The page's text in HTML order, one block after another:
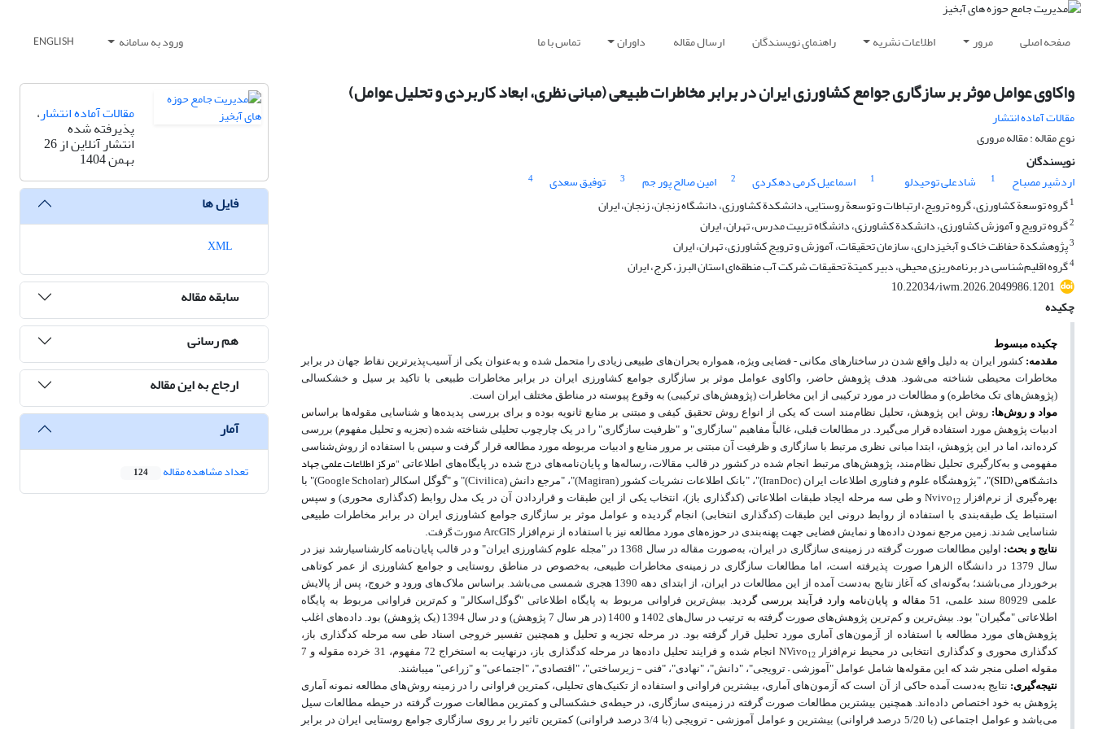
صفحه اصلی مرور اطلاعات نشریه راهنمای نویسندگان ارسال مقاله داوران تماس با ما ورود به سامانه ENGLISH
واکاوی عوامل موثر بر سازگاری جوامع کشاورزی ایران در برابر مخاطرات طبیعی (مبانی نظری، ابعاد کاربردی و تحلیل عوامل)
مقالات آماده انتشار
نوع مقاله : مقاله مروری
نویسندگان
اردشیر مصباح
1 شادعلی توحیدلو 1 اسماعیل کرمی دهکردی 2 امین صالح پور جم 3 توفیق سعدی
4
1گروه توسعة کشاورزی، گروه ترویج، ارتباطات و توسعة روستایی، دانشکدة کشاورزی، دانشگاه زنجان، زنجان، ایران
2گروه ترویج و آموزش کشاورزی، دانشکدة کشاورزی، دانشگاه تربیت مدرس، تهران، ایران
3پژوهشکدة حفاظت خاک و آبخیزداری، سازمان تحقیقات، آموزش و ترویج کشاورزی، تهران، ایران
4گروه اقلیم‌شناسی در برنامه‌ریزی محیطی، دبیر کمیتة تحقیقات شرکت آب منطقه‌ای استان البرز، کرج، ایران
10.22034/iwm.2026.2049986.1201
چکیده
چکیده مبسوط
مقدمه:کشور ایران به دلیل واقع شدن در ساختارهای مکانی - فضایی ویژه، همواره بحران‌های طبیعی زیادی را متحمل شده و بهعنوان یکی از آسیب‌پذیرترین نقاط جهان در برابر
مخاطرات محیطی شناخته می‌شود. هدف پژوهش حاضر، واکاوی عوامل موثر بر سازگاری جوامع کشاورزی ایران در برابر مخاطرات طبیعی با تاکید بر سیل و خشکسالی
(پژوهش‌های تک مخاطره) و مطالعات در مورد ترکیبی از این مخاطرات (پژوهش‌های ترکیبی) به وقوع پیوسته در مناطق مختلف ایران است.
مواد و روش‌ها:روش این پژوهش، تحلیل نظاممند است که یکی از انواع روش تحقیق کیفی و مبتنی بر منابع ثانویه بوده و برای بررسی پدیده‌ها و شناسایی مقوله‌ها براساس
ادبیات پژوهش مورد استفاده قرار می‌گیرد. در مطالعات قبلی، غالباً مفاهیم "سازگاری" و "ظرفیت سازگاری" را در یک چارچوب تحلیلی شناخته شده (تجزیه و تحلیل مفهوم) بررسی
کرده‌اند، اما در این پژوهش، ابتدا مبانی نظری مرتبط با سازگاری و ظرفیت آن مبتنی بر مرور منابع و ادبیات مربوطه مورد مطالعه قرار گرفتو سپس با استفاده از روششناسی
مفهومی و به‌کارگیری تحلیل نظام‌مند، پژوهشهای مرتبط انجام شده در کشور در قالب مقالات، رساله‌ها و پایاننامه‌های درج شده در پایگاههای اطلاعاتی "مرکز اطلاعات علمی جهاد
دانشگاهی (SID
)"، "پژوهشگاه علوم و فناوری اطلاعات ایران (
IranDoc
)"، "بانک اطلاعات نشریات کشور (Magiran)"، "مرجع دانش (
Civilica
)" و "گوگل اسکالر (Google Scholar)" با
بهره‌گیری از نرم‌افزار
Nvivo12
و طی سه مرحله ایجاد طبقات اطلاعاتی (کدگذاری باز)، انتخاب یکی از این طبقات و قراردادن آن در یک مدل روابط (کدگذاری محوری) و سپس
استنباط یک طبقهبندی با استفاده از روابط درونی این طبقات (کدگذاری انتخابی) انجام گردیده و عوامل موثر بر سازگاری جوامع کشاورزی ایران در برابر مخاطرات طبیعی
شناسایی شدند. زمین مرجع نمودن داده‌ها و نمایش فضایی جهت پهنه‌بندی در حوزه‌های مورد مطالعه نیز با استفاده از نرم‌افزار ArcGISصورت گرفت.
نتایج و بحث:
اولین مطالعات صورت گرفته در زمینه‌ی سازگاری در ایران، به‌صورت مقاله در سال 1368 در "مجله علوم کشاورزی ایران" و در قالب پایان‌نامه کارشناسی­ارشد­ نیز در
سال 1379 در دانشگاه الزهرا صورت پذیرفته است، اما مطالعات سازگاری در زمینه‌ی مخاطرات طبیعی، به‌خصوص در مناطق روستایی و جوامع کشاورزی از عمر کوتاهی
برخوردار میباشند؛ به‌گونه‌ای که آغاز نتایج به‌دست آمده از این مطالعات در ایران، از ابتدای دهه 1390 هجری شمسی می‌باشد . براساس ملاکهای ورود و خروج، پس از پالایش
علمی 80929 سند علمی،
بیش‌ترین فراوانی مربوط به پایگاه اطلاعاتی "گوگل‌اسکالر" و کم‌ترین فراوانی مربوط به پایگاه
اطلاعاتی "مگیران" بود.
بیش‌ترین و کم‌ترین پژوهش‌های صورت گرفته به ترتیب در سال‌های 1402 و 1400 (در هر سال 7 پژوهش) و در سال 1394 (یک پژوهش) بود. داده‌های اغلب
پژوهش‌های مورد مطالعه با استفاده از آزمون‌های آماری مورد تحلیل قرار گرفته بود. در مرحله تجزیه و تحلیل و همچنین تفسیر خروجی اسناد طی سه مرحله کدگذاری باز،
کدگذاری محوری و کدگذاری انتخابی در محیط نرم‌افزار
NVivo12 انجام شده و
فرایند تحلیل داده‌ها در مرحله کدگذاری باز، درنهایت به استخراج 72 مفهوم، 31 خرده مقوله و 7
مقوله اصلی منجر شد که این مقوله‌ها شامل عوامل " آموزشی– ترویجی"، "دانش"، "نهادی"، "فنی - زیرساختی"، "اقتصادی"، "اجتماعی" و "زراعی" می­باشند.
نتیجه‌گیری: نتایج به‌دست آمده حاکی از آن است که آزمونهای آماری، بیشترین فراوانی و استفاده از تکنیکهای تحلیلی، کمترین فراوانی را در زمینه روشهای مطالعه نمونه آماری
پژوهش به خود اختصاص داده اند. همچنین بیشترین مطالعات صورت گرفته در زمینه‌ی سازگاری، در حیطه‌ی خشکسالی و کمترین مطالعات صورت گرفته در حیطه مطالعات سیل
می‌باشد و عوامل اجتماعی (با 5/20 درصد فراوانی) بیشترین و عوامل آموزشی - ترویجی
(با 3/4 درصد فراوانی) کمترین تاثیر را بر روی سازگاری جوامع روستایی ایران در برابر
مقالات آماده انتشار،
پذیرفته شده
انتشار آنلاین از 26
بهمن 1404
فایل ها
سابقه مقاله
هم رسانی
ارجاع به این مقاله
آمار
تعداد مشاهده مقاله 124